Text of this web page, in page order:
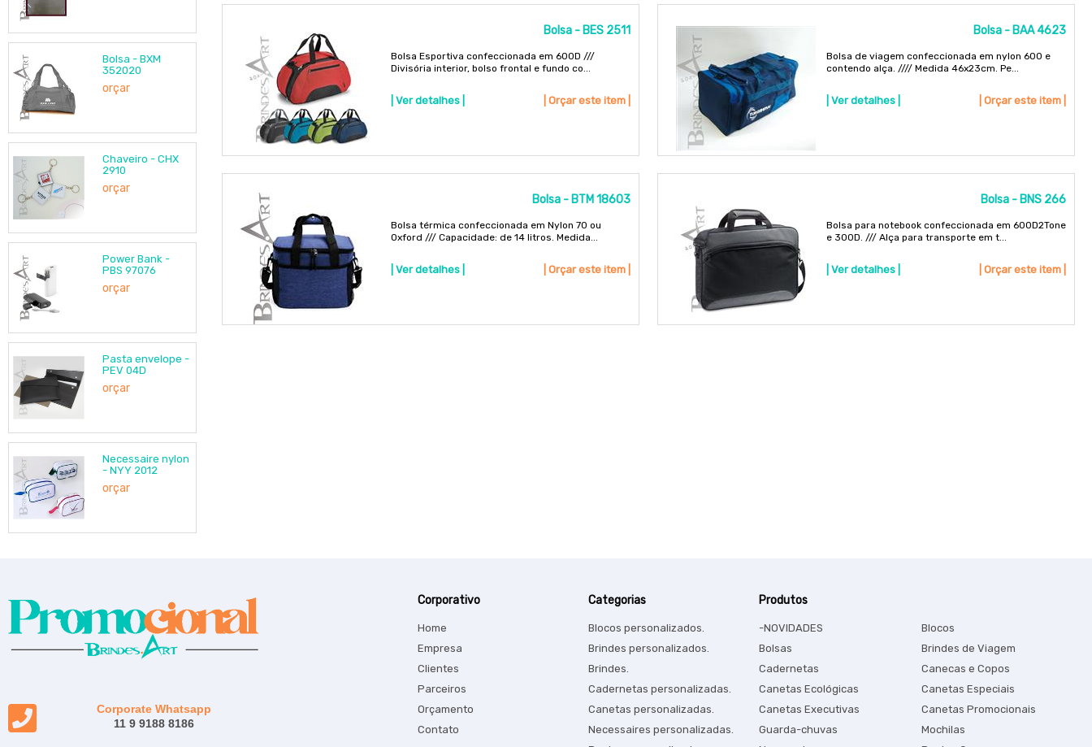
Bolsa - BXM
352020
orçar
Chaveiro - CHX
2910
orçar
Power Bank -
PBS 97076
orçar
Pasta envelope -
PEV 04D
orçar
Necessaire nylon
- NYY 2012
orçar
Bolsa - BES 2511
Bolsa Esportiva confeccionada em 600D ///
Divisória interior, bolso frontal e fundo co...
| Ver detalhes | | Orçar este item |
Bolsa - BAA 4623
Bolsa de viagem confeccionada em nylon 600 e
contendo alça. //// Medida 46x23cm. Pe...
| Ver detalhes | | Orçar este item |
Bolsa - BTM 18603
Bolsa térmica confeccionada em Nylon 70 ou
Oxford /// Capacidade: de 14 litros. Medida...
| Ver detalhes | | Orçar este item |
Bolsa - BNS 266
Bolsa para notebook confeccionada em 600D2Tone
e 300D. /// Alça para transporte em t...
| Ver detalhes | | Orçar este item |
Corporate Whatsapp
11 9 9188 8186
Corporativo
Home
Empresa
Clientes
Parceiros
Orçamento
Contato
Categorias
Blocos personalizados.
Brindes personalizados.
Brindes.
Cadernetas personalizadas.
Canetas personalizadas.
Necessaires personalizadas.
Produtos
-NOVIDADES
Blocos
Bolsas
Brindes de Viagem
Cadernetas
Canecas e Copos
Canetas Ecológicas
Canetas Especiais
Canetas Executivas
Canetas Promocionais
Guarda-chuvas
Mochilas